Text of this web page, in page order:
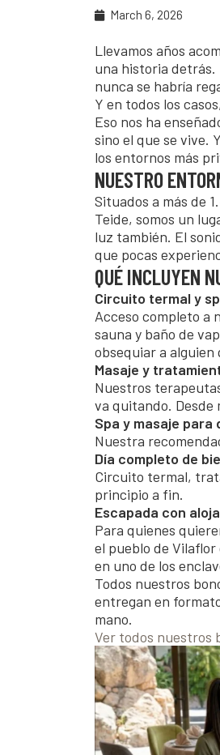
March 6, 2026
Llevamos años
una historia detrás.
nunca se habría
Y en todos los
Eso nos ha
sino el que se vive.
los entornos más
NUESTRO
Situados a más de
Teide, somos un
luz también. El
que pocas
QUÉ INCLUYEN
Circuito termal y
Acceso completo a
sauna y baño de
obsequiar a alguien
Masaje y
Nuestros
va quitando. Desde
Spa y masaje para
Nuestra
Día completo de
Circuito termal,
principio a fin.
Escapada con
Para quienes
el pueblo de
en uno de los
Todos nuestros
entregan en
mano.
Ver todos nuestros